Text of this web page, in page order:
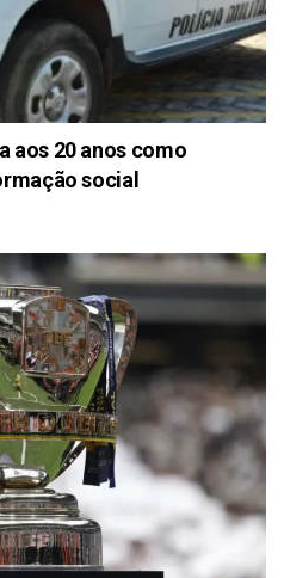
aos 20 anos como
social